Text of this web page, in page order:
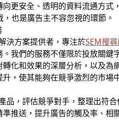
更安全、透明的資料流通方
也是廣告主不容忽視的環節。
決方案提供者，專注於SEM搜
我們的服務不僅限於投放關
化和效果的深層分析，以及為
升，使其能夠在競爭激烈的市場
品，評估競爭對手，整理出符
推送，提升廣告的觸及率、相